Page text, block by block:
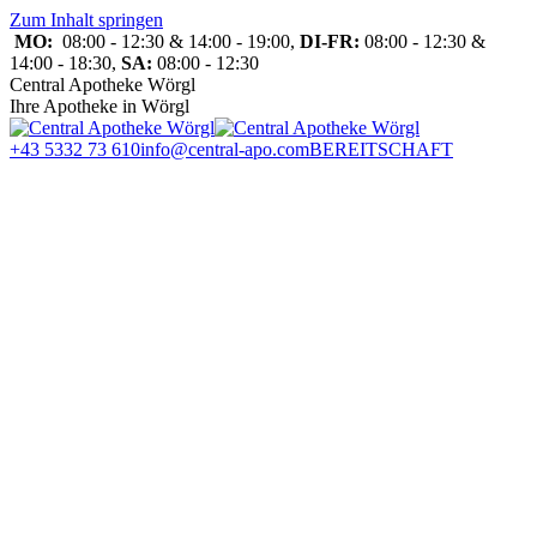
Zum Inhalt springen
MO: 08:00 - 12:30 & 14:00 - 19:00, DI-FR: 08:00 - 12:30 &
14:00 - 18:30, SA: 08:00 - 12:30
Central Apotheke Wörgl
Ihre Apotheke in Wörgl
+43 5332 73 610info@central-apo.comBEREITSCHAFT